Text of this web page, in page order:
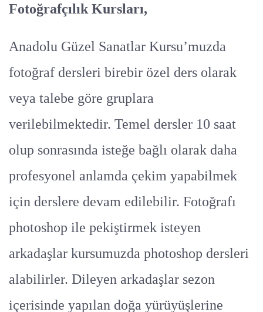
Fotoğrafçılık Kursları,
Anadolu Güzel Sanatlar Kursu’muzda
fotoğraf dersleri birebir özel ders olarak
veya talebe göre gruplara
verilebilmektedir. Temel dersler 10 saat
olup sonrasında isteğe bağlı olarak daha
profesyonel anlamda çekim yapabilmek
için derslere devam edilebilir. Fotoğrafı
photoshop ile pekiştirmek isteyen
arkadaşlar kursumuzda photoshop dersleri
alabilirler. Dileyen arkadaşlar sezon
içerisinde yapılan doğa yürüyüşlerine